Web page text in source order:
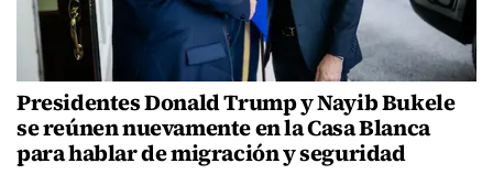
Presidentes Donald Trump y Nayib Bukele
se reúnen nuevamente en la Casa Blanca
para hablar de migración y seguridad